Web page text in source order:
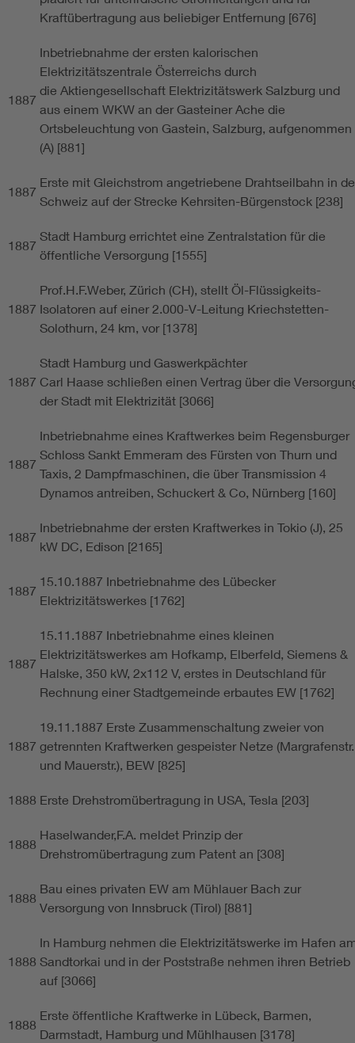
Kraftübertragung aus beliebiger Entfernung [676]
1887
Inbetriebnahme der ersten kalorischen
Elektrizitätszentrale Österreichs durch
die Aktiengesellschaft Elektrizitätswerk Salzburg und
aus einem WKW an der Gasteiner Ache die
Ortsbeleuchtung von Gastein, Salzburg, aufgenommen
(A) [881]
1887
Erste mit Gleichstrom angetriebene Drahtseilbahn in
Schweiz auf der Strecke Kehrsiten-Bürgenstock [238]
1887
Stadt Hamburg errichtet eine Zentralstation für die
öffentliche Versorgung [1555]
1887
Prof.H.F.Weber, Zürich (CH), stellt Öl-Flüssigkeits-
Isolatoren auf einer 2.000-V-Leitung Kriechstetten-
Solothurn, 24 km, vor [1378]
1887
Stadt Hamburg und Gaswerkpächter
Carl Haase schließen einen Vertrag über die
der Stadt mit Elektrizität [3066]
1887
Inbetriebnahme eines Kraftwerkes beim Regensburger
Schloss Sankt Emmeram des Fürsten von Thurn und
Taxis, 2 Dampfmaschinen, die über Transmission 4
Dynamos antreiben, Schuckert & Co, Nürnberg [160]
1887
Inbetriebnahme der ersten Kraftwerkes in Tokio (J), 25
kW DC, Edison [2165]
1887
15.10.1887 Inbetriebnahme des Lübecker
Elektrizitätswerkes [1762]
1887
15.11.1887 Inbetriebnahme eines kleinen
Elektrizitätswerkes am Hofkamp, Elberfeld, Siemens &
Halske, 350 kW, 2x112 V, erstes in Deutschland für
Rechnung einer Stadtgemeinde erbautes EW [1762]
1887
19.11.1887 Erste Zusammenschaltung zweier von
getrennten Kraftwerken gespeister Netze (Margrafenstr.
und Mauerstr.), BEW [825]
1888 Erste Drehstromübertragung in USA, Tesla [203]
1888
Haselwander,F.A. meldet Prinzip der
Drehstromübertragung zum Patent an [308]
1888
Bau eines privaten EW am Mühlauer Bach zur
Versorgung von Innsbruck (Tirol) [881]
1888
In Hamburg nehmen die Elektrizitätswerke im Hafen
Sandtorkai und in der Poststraße nehmen ihren Betrieb
auf [3066]
1888
Erste öffentliche Kraftwerke in Lübeck, Barmen,
Darmstadt, Hamburg und Mühlhausen [3178]